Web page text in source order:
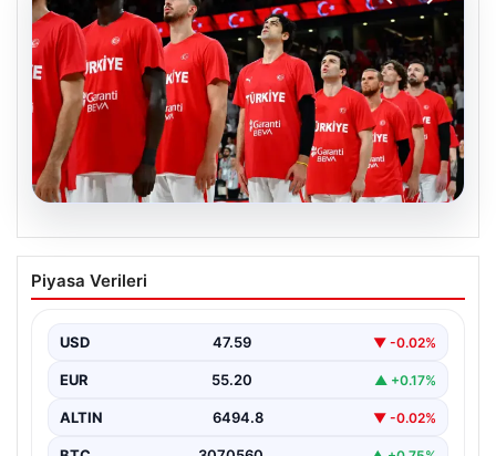
05.08.2026
12 Dev Adam — Litvanya Sınavı İçin
Biletler Satışta
kapsamındaki Litvanya maçı için biletler resmi…
Piyasa Verileri
USD 47.59 ▼ -0.02%
EUR 55.20 ▲ +0.17%
ALTIN 6494.8 ▼ -0.02%